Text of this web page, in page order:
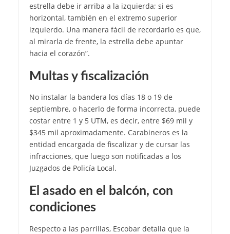
estrella debe ir arriba a la izquierda; si es
horizontal, también en el extremo superior
izquierdo. Una manera fácil de recordarlo es que,
al mirarla de frente, la estrella debe apuntar
hacia el corazón”.
Multas y fiscalización
No instalar la bandera los días 18 o 19 de
septiembre, o hacerlo de forma incorrecta, puede
costar entre 1 y 5 UTM, es decir, entre $69 mil y
$345 mil aproximadamente. Carabineros es la
entidad encargada de fiscalizar y de cursar las
infracciones, que luego son notificadas a los
Juzgados de Policía Local.
El asado en el balcón, con
condiciones
Respecto a las parrillas, Escobar detalla que la